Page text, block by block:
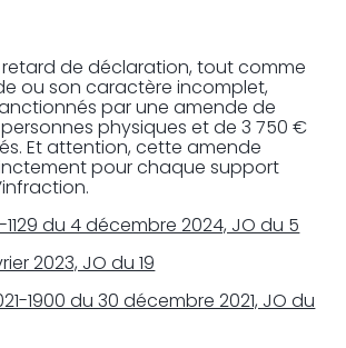
de déclaration, tout comme
ou son caractère incomplet,
par une amende de
physiques et de 3 750 €
Et attention, cette amende
pour chaque support
du 4 décembre 2024, JO du 5
2023, JO du 19
1900 du 30 décembre 2021, JO du